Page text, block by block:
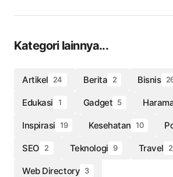
Kategori lainnya...
Artikel 24 Berita 2 Bisnis
Edukasi 1 Gadget 5
Inspirasi 19 Kesehatan 10
SEO 2 Teknologi 9 Travel 2
Web Directory 3